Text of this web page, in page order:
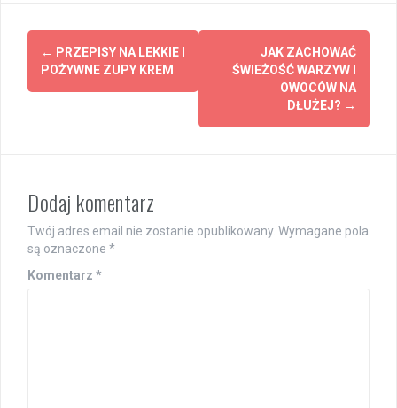
Post
navigation
← PRZEPISY NA LEKKIE I
POŻYWNE ZUPY KREM
JAK ZACHOWAĆ
ŚWIEŻOŚĆ WARZYW I
OWOCÓW NA
DŁUŻEJ? →
Dodaj komentarz
Twój adres email nie zostanie opublikowany. Wymagane pola
są oznaczone *
Komentarz *